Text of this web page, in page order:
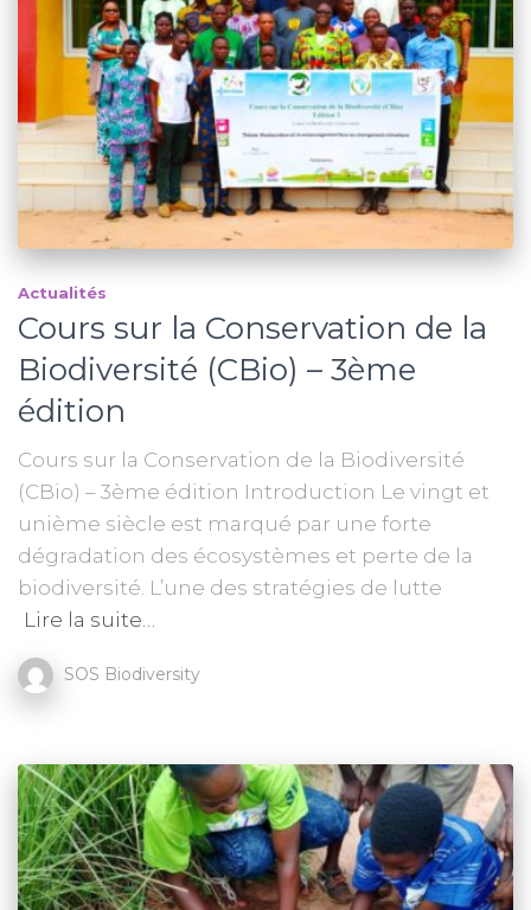
Actualités
Cours sur la Conservation de la
Biodiversité (CBio) – 3ème
édition
Cours sur la Conservation de la Biodiversité
(CBio) – 3ème édition Introduction Le vingt et
unième siècle est marqué par une forte
dégradation des écosystèmes et perte de la
biodiversité. L’une des stratégies de lutte
Lire la suite…
SOS Biodiversity